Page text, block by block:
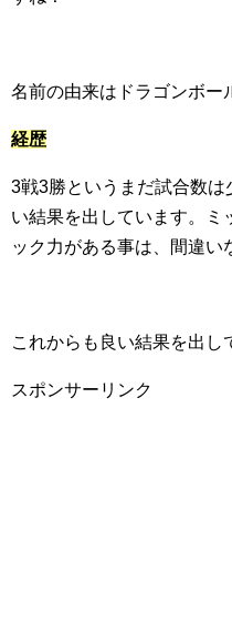
名前の由来はドラゴンボー
経歴
3戦3勝というまだ試合数
い結果を出しています。ミ
ック力がある事は、間違い
これからも良い結果を出し
スポンサーリンク